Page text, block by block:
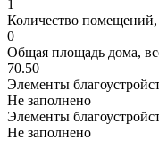
1
Количество помещений,
0
Общая площадь дома,
70.50
Элементы
Не заполнено
Элементы
Не заполнено